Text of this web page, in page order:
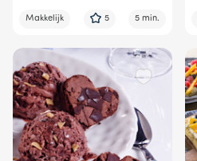
Makkelijk 5 5 min.